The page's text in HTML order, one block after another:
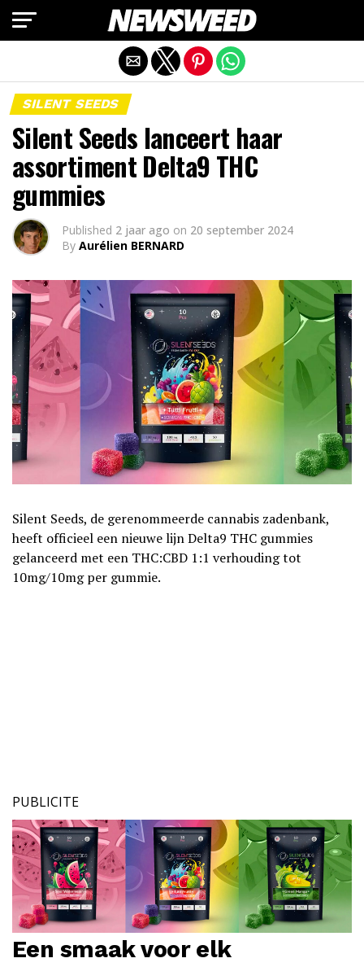
SILENT SEEDS
Silent Seeds lanceert haar
assortiment Delta9 THC
gummies
Published 2 jaar ago on 20 september 2024
By Aurélien BERNARD
Silent Seeds, de gerenommeerde cannabis zadenbank,
heeft officieel een nieuwe lijn Delta9 THC gummies
gelanceerd met een THC:CBD 1:1 verhouding tot
10mg/10mg per gummie.
PUBLICITE
Een smaak voor elk
Mobiele versie afsluiten